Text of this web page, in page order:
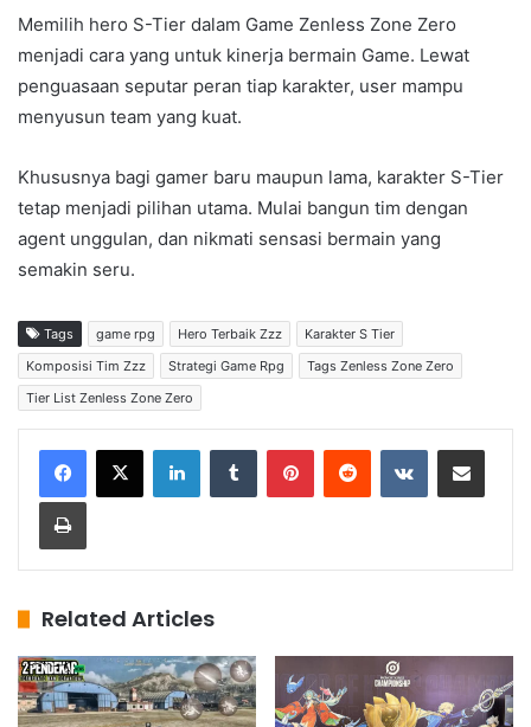
Memilih hero S-Tier dalam Game Zenless Zone Zero
menjadi cara yang untuk kinerja bermain Game. Lewat
penguasaan seputar peran tiap karakter, user mampu
menyusun team yang kuat.
Khususnya bagi gamer baru maupun lama, karakter S-Tier
tetap menjadi pilihan utama. Mulai bangun tim dengan
agent unggulan, dan nikmati sensasi bermain yang
semakin seru.
Tags game rpg Hero Terbaik Zzz
Karakter S Tier
Komposisi Tim Zzz
Strategi Game Rpg
Tags Zenless Zone Zero
Tier List Zenless Zone Zero
Related Articles